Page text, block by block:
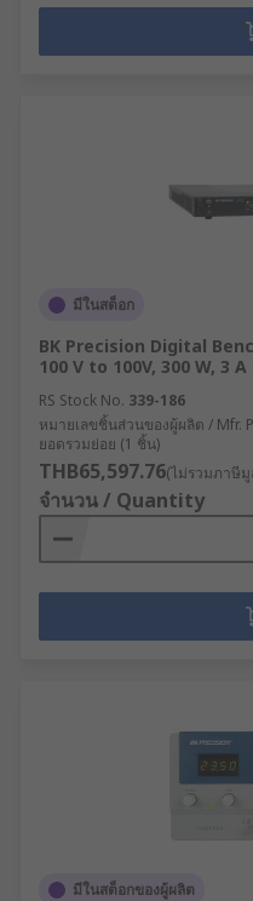
มีในสต็อก
BK Precision Digital
100 V to 100V, 300 W, 3
RS Stock No. 339-186
หมายเลขชิ้นส่วนของผู้ผลิต / Mfr.
ยอดรวมย่อย (1 ชิ้น)
THB65,597.76(ไม่รวมภาษี
จำนวน / Quantity
มีในสต็อกของผู้ผลิต